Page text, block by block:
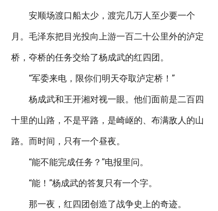
安顺场渡口船太少，渡完几万人至少要一个
月。毛泽东把目光投向上游一百二十公里外的泸定
桥，夺桥的任务交给了杨成武的红四团。
“军委来电，限你们明天夺取泸定桥！”
杨成武和王开湘对视一眼。他们面前是二百四
十里的山路，不是平路，是崎岖的、布满敌人的山
路。而时间，只有一个昼夜。
“能不能完成任务？”电报里问。
“能！”杨成武的答复只有一个字。
那一夜，红四团创造了战争史上的奇迹。